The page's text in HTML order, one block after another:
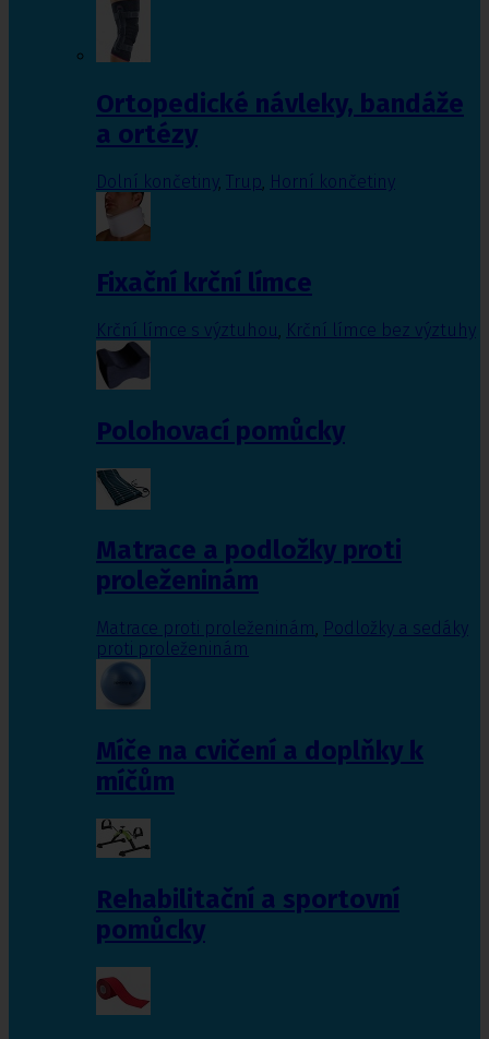
Ortopedické návleky, bandáže
a ortézy
Dolní končetiny, Trup, Horní končetiny
Fixační krční límce
Krční límce s výztuhou Krční límce bez výztuhy
Polohovací pomůcky
Matrace a podložky proti
proleženinám
Matrace proti proleženinám, Podložky a sedáky
proti proleženinám
Míče na cvičení a doplňky k
míčům
Rehabilitační a sportovní
pomůcky